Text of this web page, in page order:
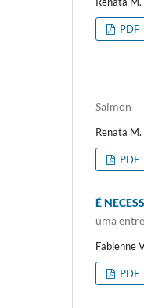
PDF
Salmon
Renata
PDF
É
uma
Fabienne
PDF